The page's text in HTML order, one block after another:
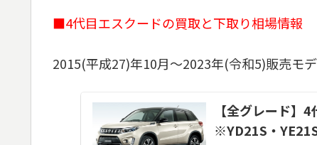
■4代目エスクードの買取と下取り相場情報
2015(平成27)年10月～2023年(令和5)販売モ
【全グレード】
※YD21S・